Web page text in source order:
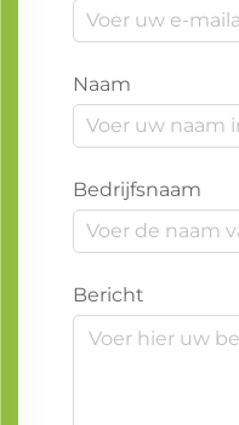
Naam
Bedrijfsnaam
Bericht